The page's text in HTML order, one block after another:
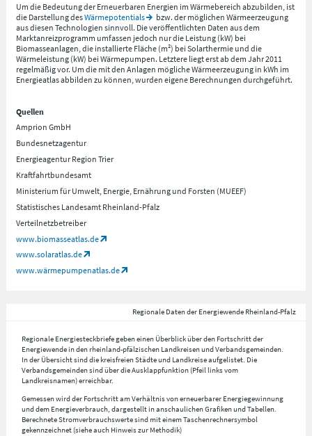
Um die Bedeutung der Erneuerbaren Energien im Wärmebereich abzubilden, ist
die Darstellung desWärmepotentials
bzw. der möglichen Wärmeerzeugung
aus diesen Technologien sinnvoll. Die veröffentlichten Daten aus dem
Marktanreizprogramm umfassen jedoch nur die Leistung (kW) bei
Biomasseanlagen, die installierte Fläche (m²) bei Solarthermie und die
Wärmeleistung (kW) bei Wärmepumpen. Letztere liegt erst ab dem Jahr 2011
regelmäßig vor. Um die mit den Anlagen mögliche Wärmeerzeugung in kWh im
Energieatlas abbilden zu können, wurden eigene Berechnungen durchgeführt.
Quellen
Amprion GmbH
Bundesnetzagentur
Energieagentur Region Trier
Kraftfahrtbundesamt
Ministerium für Umwelt, Energie, Ernährung und Forsten (MUEEF)
Statistisches Landesamt Rheinland-Pfalz
Verteilnetzbetreiber
www.biomasseatlas.de
www.solaratlas.de
www.wärmepumpenatlas.de
Regionale Daten der Energiewende Rheinland-Pfalz
Regionale Energiesteckbriefe geben einen Überblick über den Fortschritt der
Energiewende in den rheinland-pfälzischen Landkreisen und Verbandsgemeinden.
In der Übersicht sind die kreisfreien Städte und Landkreise aufgelistet. Die
Verbandsgemeinden sind über die Ausklappfunktion (Pfeil links vom
Landkreisnamen) erreichbar.
Gemessen wird der Fortschritt am Verhältnis von erneuerbarer Energiegewinnung
und dem Energieverbrauch, dargestellt in anschaulichen Grafiken und Tabellen.
Berechnete Stromverbrauchswerte sind mit einem Taschenrechnersymbol
gekennzeichnet (siehe auch Hinweis zur Methodik)